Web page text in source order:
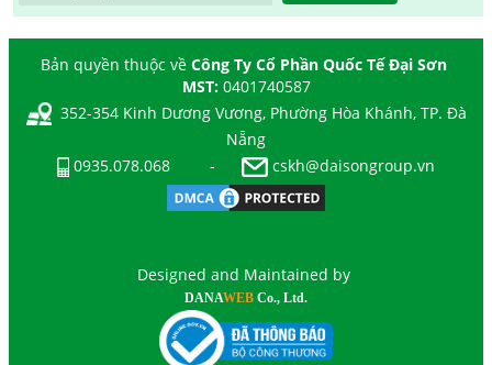
Bản quyền thuộc về Công Ty Cổ Phần Quốc Tế Đại Sơn
MST: 0401740587
352-354 Kinh Dương Vương, Phường Hòa Khánh, TP. Đà
Nẵng
0935.078.068
- cskh@daisongroup.vn
Designed and Maintained by
DANAWEB Co., Ltd.